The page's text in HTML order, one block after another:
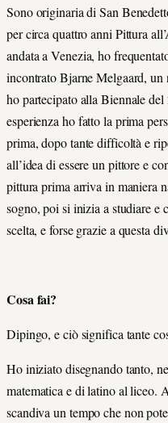
Sono originaria di San
per circa quattro anni Pittura
andata a Venezia, ho
incontrato Bjarne Melgaard, un
ho partecipato alla Biennale
esperienza ho fatto la prima
prima, dopo tante difficoltà e
all’idea di essere un pittore e
pittura prima arriva in maniera
sogno, poi si inizia a studiare e
scelta, e forse grazie a questa
Cosa fai?
Dipingo, e ciò significa tante
Ho iniziato disegnando tanto,
matematica e di latino al liceo.
scandiva un tempo che non